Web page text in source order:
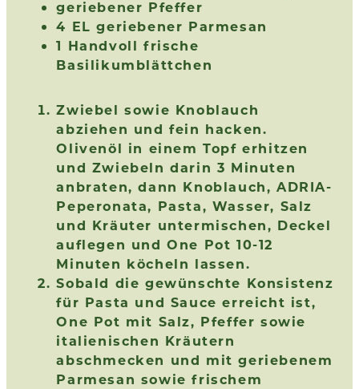
geriebener Pfeffer
4 EL geriebener Parmesan
1 Handvoll frische
Basilikumblättchen
Zwiebel sowie Knoblauch
abziehen und fein hacken.
Olivenöl in einem Topf erhitzen
und Zwiebeln darin 3 Minuten
anbraten, dann Knoblauch, ADRIA-
Peperonata, Pasta, Wasser, Salz
und Kräuter untermischen, Deckel
auflegen und One Pot 10-12
Minuten köcheln lassen.
Sobald die gewünschte Konsistenz
für Pasta und Sauce erreicht ist,
One Pot mit Salz, Pfeffer sowie
italienischen Kräutern
abschmecken und mit geriebenem
Parmesan sowie frischem